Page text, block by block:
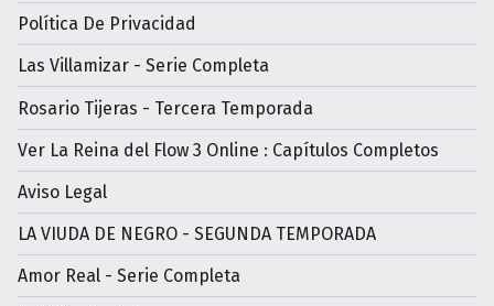
Política De Privacidad
Las Villamizar - Serie Completa
Rosario Tijeras - Tercera Temporada
Ver La Reina del Flow 3 Online : Capítulos Completos
Aviso Legal
LA VIUDA DE NEGRO - SEGUNDA TEMPORADA
Amor Real - Serie Completa